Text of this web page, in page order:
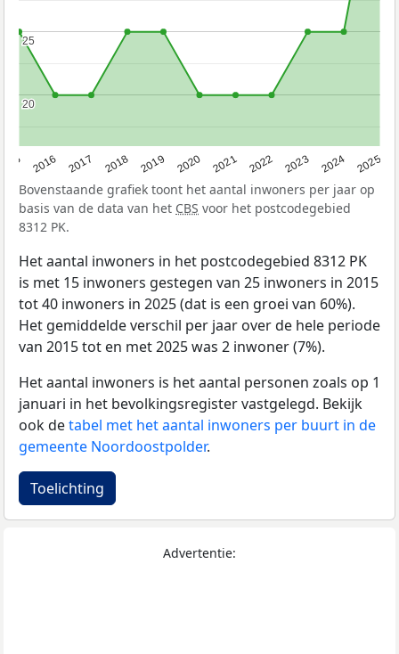
2016 2017 2018 2019 2020 2021 2022 2023 2024 2025
20
20
25
25
Bovenstaande grafiek toont het aantal inwoners per jaar op
basis van de data van het CBS voor het postcodegebied
8312 PK.
Het aantal inwoners in het postcodegebied 8312 PK
is met 15 inwoners gestegen van 25 inwoners in 2015
tot 40 inwoners in 2025 (dat is een groei van 60%).
Het gemiddelde verschil per jaar over de hele periode
van 2015 tot en met 2025 was 2 inwoner (7%).
Het aantal inwoners is het aantal personen zoals op 1
januari in het bevolkingsregister vastgelegd. Bekijk
ook detabel met het aantal inwoners per buurt in de
gemeente Noordoostpolder.
Toelichting
Advertentie: